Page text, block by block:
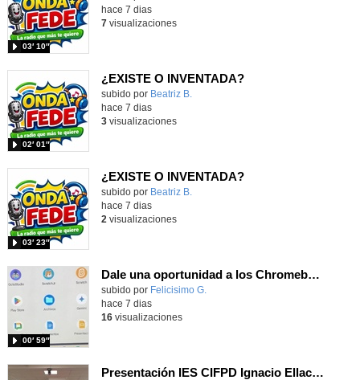
03′ 10″
hace 7 dias
7visualizaciones
¿EXISTE O INVENTADA?
Contenido educativo.
subido por Beatriz B.
02′ 01″
hace 7 dias
3visualizaciones
¿EXISTE O INVENTADA?
Contenido educativo.
subido por Beatriz B.
03′ 23″
hace 7 dias
2 visualizaciones
Dale una oportunidad a los Chromebooks y utiliza un proyector para realizar talleres si no tienes pantallas táctiles
Contenido educativo.
subido por Felicisimo G.
00′ 59″
hace 7 dias
16visualizaciones
Presentación IES CIFPD Ignacio Ellacuría